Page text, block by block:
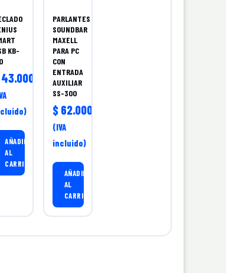
KB-
43.000,00
AÑADIR
AL
CARRITO
PARLANTES
SOUNDBAR
MAXELL
PARA PC
CON
ENTRADA
AUXILIAR
SS-300
$62.000,00
(IVA
incluido)
AÑADIR
AL
CARRITO